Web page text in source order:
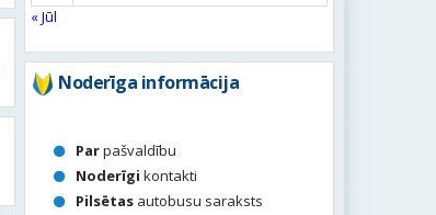
« Jūl
Noderīga informācija
Parpašvaldību
Noderīgi kontakti
Pilsētas autobusu saraksts